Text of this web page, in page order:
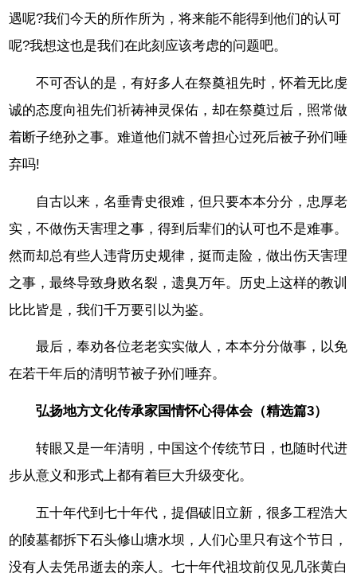
遇呢?我们今天的所作所为，将来能不能得到他们的认可
呢?我想这也是我们在此刻应该考虑的问题吧。
不可否认的是，有好多人在祭奠祖先时，怀着无比虔
诚的态度向祖先们祈祷神灵保佑，却在祭奠过后，照常做
着断子绝孙之事。难道他们就不曾担心过死后被子孙们唾
弃吗!
自古以来，名垂青史很难，但只要本本分分，忠厚老
实，不做伤天害理之事，得到后辈们的认可也不是难事。
然而却总有些人违背历史规律，挺而走险，做出伤天害理
之事，最终导致身败名裂，遗臭万年。历史上这样的教训
比比皆是，我们千万要引以为鉴。
最后，奉劝各位老老实实做人，本本分分做事，以免
在若干年后的清明节被子孙们唾弃。
弘扬地方文化传承家国情怀心得体会（精选篇3）
转眼又是一年清明，中国这个传统节日，也随时代进
步从意义和形式上都有着巨大升级变化。
五十年代到七十年代，提倡破旧立新，很多工程浩大
的陵墓都拆下石头修山塘水坝，人们心里只有这个节日，
没有人去凭吊逝去的亲人。七十年代祖坟前仅见几张黄白